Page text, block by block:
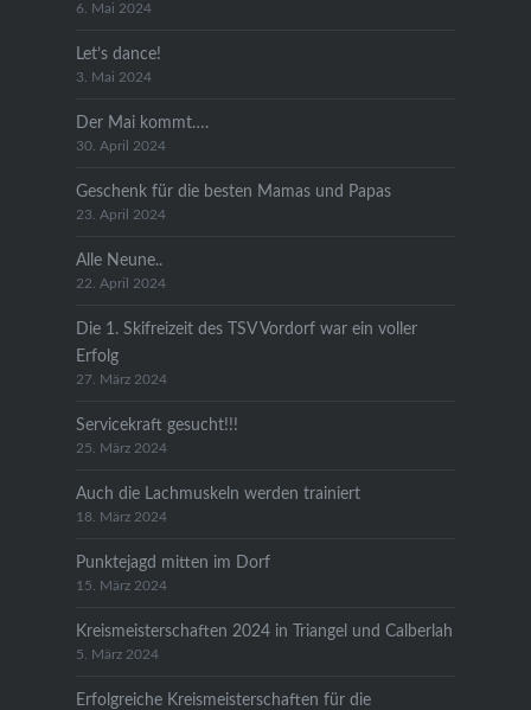
6. Mai 2024
Let’s dance!
3. Mai 2024
Der Mai kommt….
30. April 2024
Geschenk für die besten Mamas und Papas
23. April 2024
Alle Neune..
22. April 2024
Die 1. Skifreizeit des TSV Vordorf war ein voller
Erfolg
27. März 2024
Servicekraft gesucht!!!
25. März 2024
Auch die Lachmuskeln werden trainiert
18. März 2024
Punktejagd mitten im Dorf
15. März 2024
Kreismeisterschaften 2024 in Triangel und Calberlah
5. März 2024
Erfolgreiche Kreismeisterschaften für die